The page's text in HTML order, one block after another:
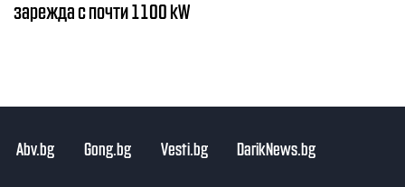
зарежда с почти 1100 kW
Abv.bg Gong.bg Vesti.bg DarikNews.bg